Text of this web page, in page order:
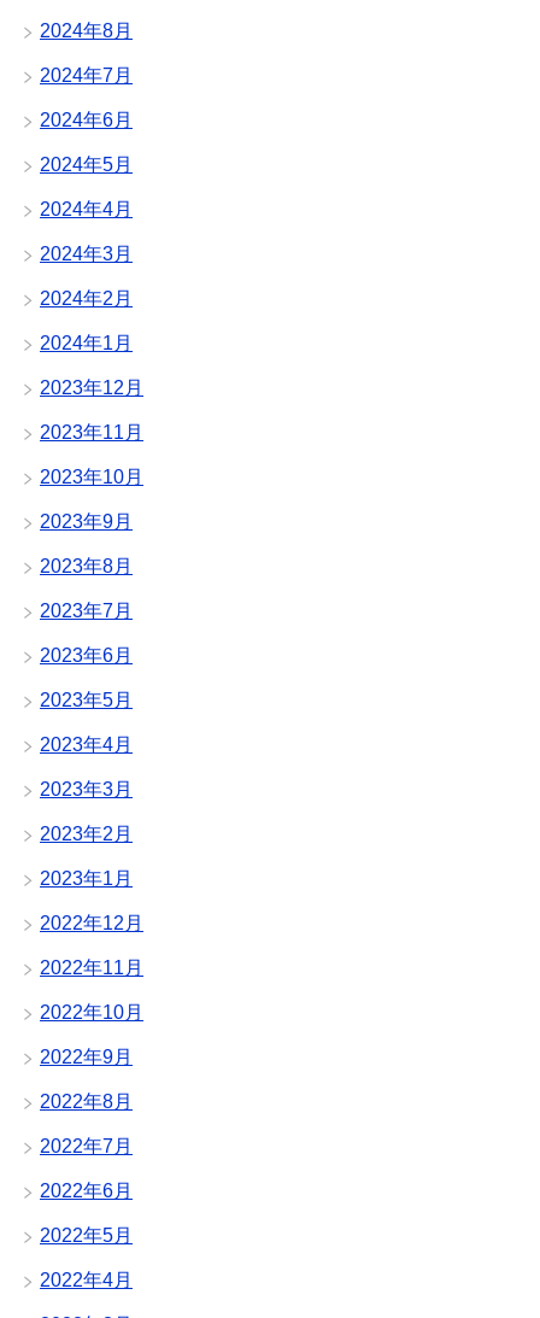
2024年8月
2024年7月
2024年6月
2024年5月
2024年4月
2024年3月
2024年2月
2024年1月
2023年12月
2023年11月
2023年10月
2023年9月
2023年8月
2023年7月
2023年6月
2023年5月
2023年4月
2023年3月
2023年2月
2023年1月
2022年12月
2022年11月
2022年10月
2022年9月
2022年8月
2022年7月
2022年6月
2022年5月
2022年4月